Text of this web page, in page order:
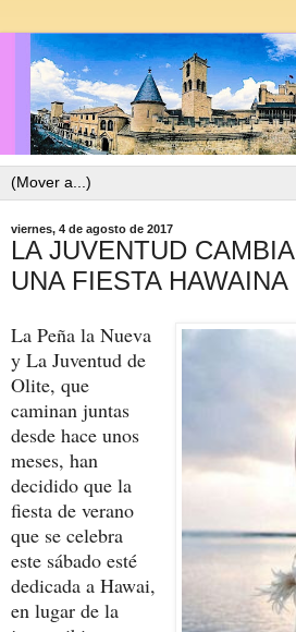
viernes, 4 de agosto de 2017
LA JUVENTUD
UNA FIESTA HAWAINA
La Peña la Nueva
y La Juventud de
Olite, que
caminan juntas
desde hace unos
meses, han
decidido que la
fiesta de verano
que se celebra
este sábado esté
dedicada a Hawai,
en lugar de la